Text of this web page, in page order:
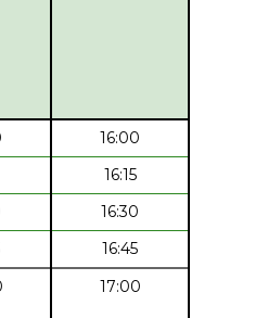
16:00
16:15
16:30
16:45
17:00